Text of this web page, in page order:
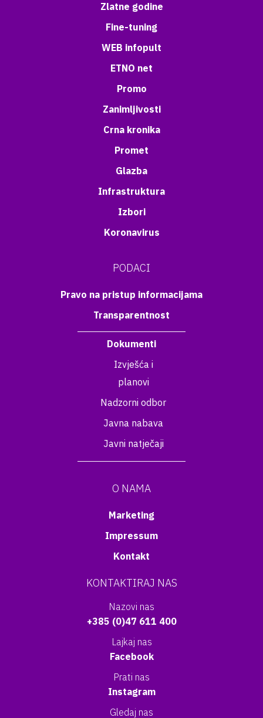
Zlatne godine
Fine-tuning
WEB infopult
ETNO net
Promo
Zanimljivosti
Crna kronika
Promet
Glazba
Infrastruktura
Izbori
Koronavirus
PODACI
Pravo na pristup informacijama
Transparentnost
Dokumenti
Izvješća i
planovi
Nadzorni odbor
Javna nabava
Javni natječaji
O NAMA
Marketing
Impressum
Kontakt
KONTAKTIRAJ NAS
Nazovi nas
+385 (0)47 611 400
Lajkaj nas
Facebook
Prati nas
Instagram
Gledaj nas